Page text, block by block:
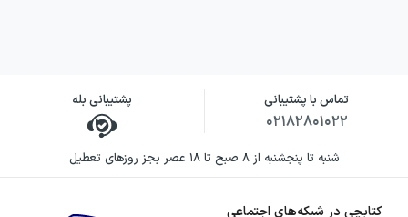
تماس با پشتیبانی
۰۲۱۸۲۸۰۱۰۲۲
پشتیبانی بله
شنبه تا پنجشنبه از ۸ صبح تا ۱۸ عصر بجز روزهای تعطیل
کتابچی در شبکه‌های اجتماعی